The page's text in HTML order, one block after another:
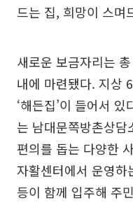
드는 집, 희망이 스며
새로운 보금자리는
내에 마련됐다. 지상
‘해든집’이 들어서
는 남대문쪽방촌상
편의를 돕는 다양한
자활센터에서 운영
등이 함께 입주해 주